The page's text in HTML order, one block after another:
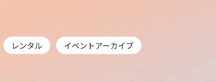
レンタル イベントアーカイブ